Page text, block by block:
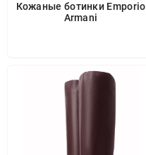
Кожаные ботинки Emporio
Armani